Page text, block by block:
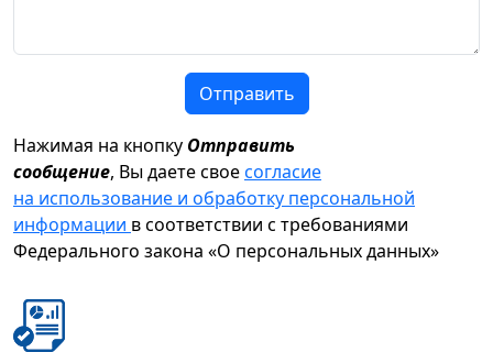
Отправить
Нажимая на кнопку Отправить
сообщение, Вы даете своесогласие
на использование и обработку персональной
информации в соответствии с требованиями
Федерального закона «О персональных данных»